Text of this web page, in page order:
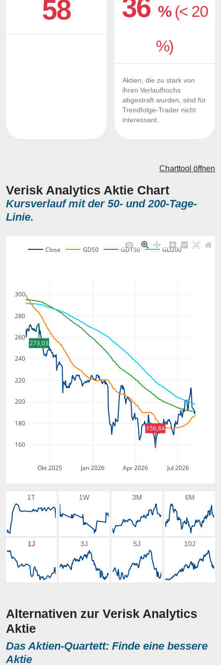
58 36% (< 20
%)
Aktien, die zu stark von
ihren Verlaufhochs
abgestraft wurden, sind für
Trendfolge-Trader nicht
interessant.
Verisk Analytics Aktie Chart
Kursverlauf mit der 50- und 200-Tage-
Linie.
Charttool öffnen
Okt 2025 Jan 2026 Apr 2026 Jul 2026
160
180
200
220
240
260
280
300
Close GD50 GD150 GD200
273,03
156,84
1T 1W 3M 6M
1J 3J 5J 10J
Alternativen zur Verisk Analytics
Aktie
Das Aktien-Quartett: Finde eine bessere
Aktie